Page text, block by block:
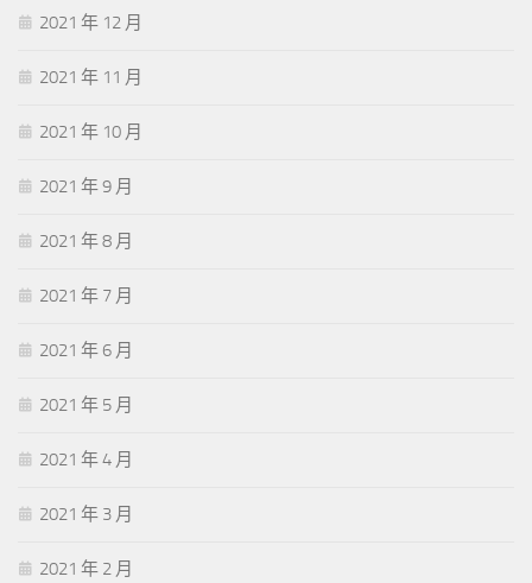
2021 年 12 月
2021 年 11 月
2021 年 10 月
2021 年 9 月
2021 年 8 月
2021 年 7 月
2021 年 6 月
2021 年 5 月
2021 年 4 月
2021 年 3 月
2021 年 2 月